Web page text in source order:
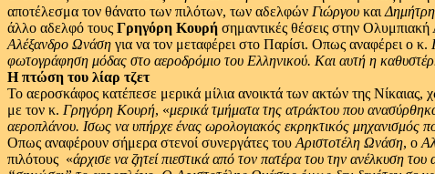
αποτέλεσμα τον θάνατο των πιλότων, των αδελφών Γιώργου και
άλλο αδελφό τους Γρηγόρη Κουρή σημαντικές θέσεις στην
Αλέξανδρο Ωνάση για να τον μεταφέρει στο Παρίσι. Οπως αναφέρει ο κ.
φωτογράφηση μόδας στο αεροδρόμιο του Ελληνικού. Και αυτή η
Η πτώση του λίαρ τζετ
Το αεροσκάφος κατέπεσε μερικά μίλια ανοικτά των ακτών της
με τον κ. Γρηγόρη Κουρή, «μερικά τμήματα της ατράκτου που
αεροπλάνου. Ισως να υπήρχε ένας ωρολογιακός εκρηκτικός μηχανισμός
Οπως αναφέρουν σήμερα στενοί συνεργάτες του Αριστοτέλη Ωνάση, ο
πιλότους ­ «άρχισε να ζητεί πιεστικά από τον πατέρα του την ανέλκυση του